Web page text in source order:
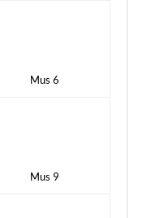
Mus 6
Mus 9